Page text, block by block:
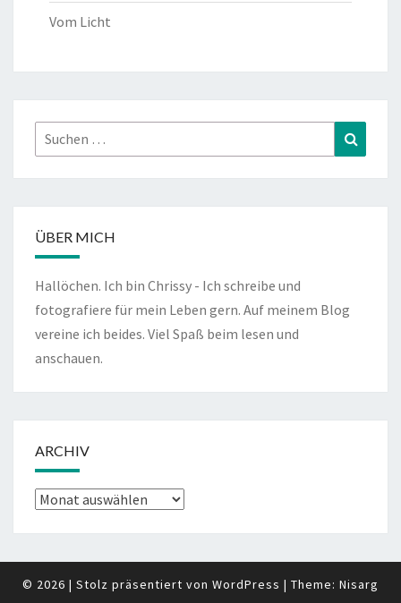
Vom Licht
Suchen
nach:
ÜBER MICH
Hallöchen. Ich bin Chrissy - Ich schreibe und
fotografiere für mein Leben gern. Auf meinem Blog
vereine ich beides. Viel Spaß beim lesen und
anschauen.
ARCHIV
Archiv
© 2026 | Stolz präsentiert von WordPress | Theme: Nisarg